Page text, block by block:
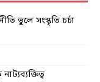
ভুলে সংস্কৃতি চর্চা